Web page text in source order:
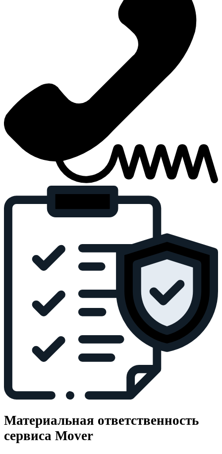
Материальная ответственность
сервиса Mover